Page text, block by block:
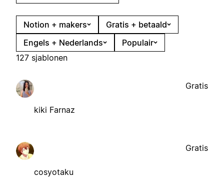
Notion + makers
Gratis + betaald
Engels + Nederlands
Populair
127 sjablonen
kiki Farnaz
Gratis
cosyotaku
Gratis